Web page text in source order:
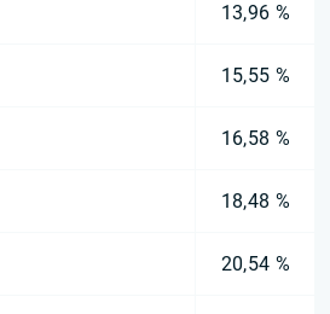
13,96 %
15,55 %
16,58 %
18,48 %
20,54 %